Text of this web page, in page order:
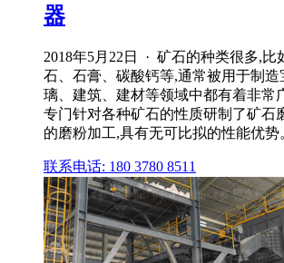
器
2018年5月22日 · 矿石的种类很多,比
石、石膏、碳酸钙等,通常被用于制造
璃、建筑、建材等领域中都有着非常
专门针对各种矿石的性质研制了矿石
的磨粉加工,具有无可比拟的性能优势
联系电话: 180 3780 8511